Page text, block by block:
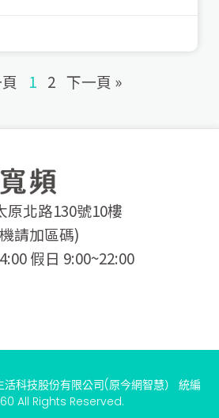
1 2 下一頁 »
原北路130號10樓
請加區碼)
假日 9:00~22:00
科技股份有限公司(原今網智慧） 統編
All Rights Reserved.